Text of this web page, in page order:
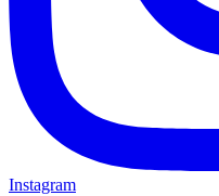
Instagram